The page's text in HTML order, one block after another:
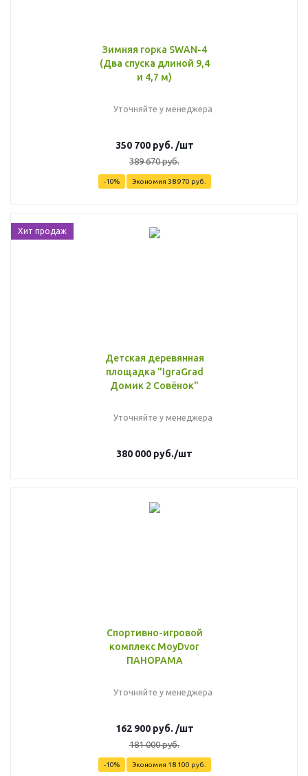
Зимняя горка SWAN-4
(Два спуска длиной 9,4
и 4,7 м)
Уточняйте у менеджера
350 700руб. /шт
389 670руб.
-10% Экономия 38 970 руб.
Хит продаж
Детская деревянная
площадка "IgraGrad
Домик 2 Совёнок"
Уточняйте у менеджера
380 000 руб./шт
Спортивно-игровой
комплекс MoyDvor
ПАНОРАМА
Уточняйте у менеджера
162 900руб. /шт
181 000руб.
-10% Экономия 18 100 руб.